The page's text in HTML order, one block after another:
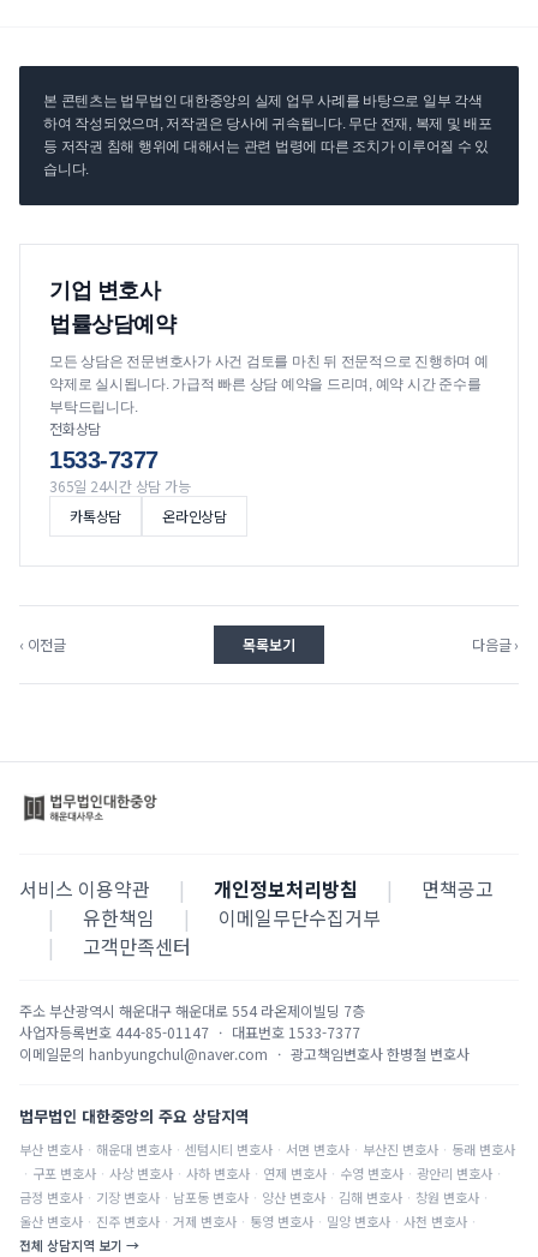
본 콘텐츠는 법무법인 대한중앙의 실제 업무 사례를 바탕으로 일부 각색
하여 작성되었으며, 저작권은 당사에 귀속됩니다. 무단 전재, 복제 및 배포
등 저작권 침해 행위에 대해서는 관련 법령에 따른 조치가 이루어질 수 있
습니다.
기업 변호사
법률상담예약
모든 상담은 전문변호사가 사건 검토를 마친 뒤 전문적으로 진행하며 예
약제로 실시됩니다. 가급적 빠른 상담 예약을 드리며, 예약 시간 준수를
부탁드립니다.
전화상담
1533-7377
365일 24시간 상담 가능
카톡상담
온라인상담
‹ 이전글 목록보기 다음글 ›
서비스 이용약관 | 개인정보처리방침 |
면책공고
|
유한책임 |
이메일무단수집거부
|
고객만족센터
주소부산광역시 해운대구 해운대로 554 라온제이빌딩 7층
사업자등록번호 444-85-01147 · 대표번호 1533-7377
이메일문의 hanbyungchul@naver.com · 광고책임변호사한병철 변호사
법무법인 대한중앙의 주요 상담지역
부산 변호사 · 해운대 변호사 · 센텀시티 변호사 · 서면 변호사 · 부산진 변호사 · 동래 변호사
· 구포 변호사 · 사상 변호사 · 사하 변호사 · 연제 변호사 · 수영 변호사 · 광안리 변호사 ·
금정 변호사 · 기장 변호사 · 남포동 변호사 · 양산 변호사 · 김해 변호사 · 창원 변호사 ·
울산 변호사 · 진주 변호사 · 거제 변호사 · 통영 변호사 · 밀양 변호사 · 사천 변호사 ·
전체 상담지역 보기 →